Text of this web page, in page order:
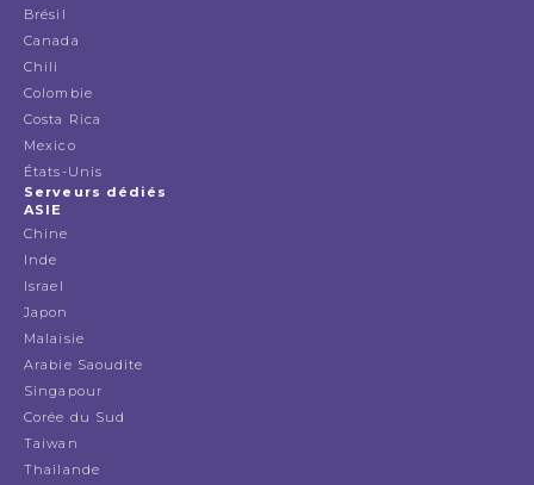
Brésil
Canada
Chili
Colombie
Costa Rica
Mexico
États-Unis
Serveurs dédiés
ASIE
Chine
Inde
Israel
Japon
Malaisie
Arabie Saoudite
Singapour
Corée du Sud
Taiwan
Thailande